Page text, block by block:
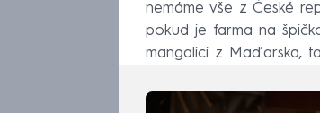
nemáme vše z České
pokud je farma na
mangalici z Maďarska,